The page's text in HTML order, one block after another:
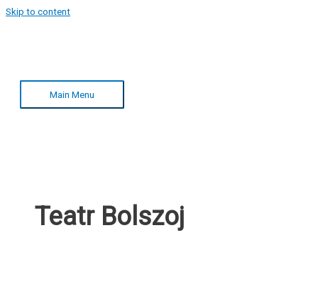
Skip to content
Main Menu
Teatr Bolszoj